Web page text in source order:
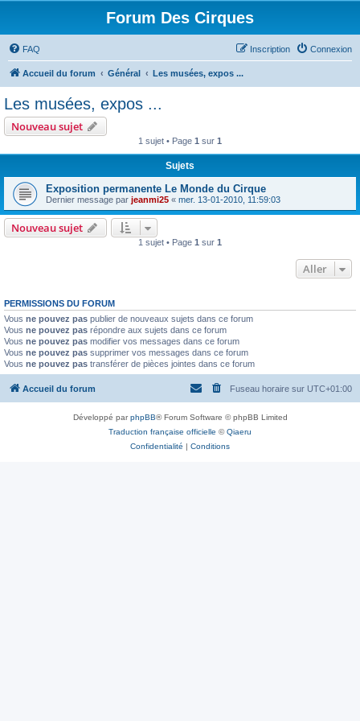
Forum Des Cirques
FAQ Connexion
Inscription
Accueil du forum Général Les musées, expos ...
Les musées, expos ...
Nouveau sujet
1 sujet • Page 1 sur 1
Sujets
Exposition permanente Le Monde du Cirque
Dernier message par jeanmi25 « mer. 13-01-2010, 11:59:03
Nouveau sujet
1 sujet • Page 1 sur 1
Aller
PERMISSIONS DU FORUM
Vous ne pouvez pas publier de nouveaux sujets dans ce forum
Vous ne pouvez pas répondre aux sujets dans ce forum
Vous ne pouvez pas modifier vos messages dans ce forum
Vous ne pouvez pas supprimer vos messages dans ce forum
Vous ne pouvez pas transférer de pièces jointes dans ce forum
Accueil du forum Fuseau horaire sur UTC+01:00
Développé parphpBB® Forum Software © phpBB Limited
Traduction française officielle ©Qiaeru
Confidentialité | Conditions